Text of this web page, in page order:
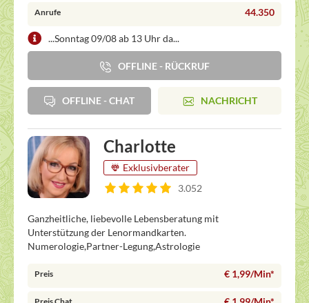
Anrufe 44.350
...Sonntag 09/08 ab 13 Uhr da...
OFFLINE - RÜCKRUF
OFFLINE - CHAT NACHRICHT
Charlotte
Exklusivberater
3.052
Ganzheitliche, liebevolle Lebensberatung mit
Unterstützung der Lenormandkarten.
Numerologie,Partner-Legung,Astrologie
Preis € 1,99/Min*